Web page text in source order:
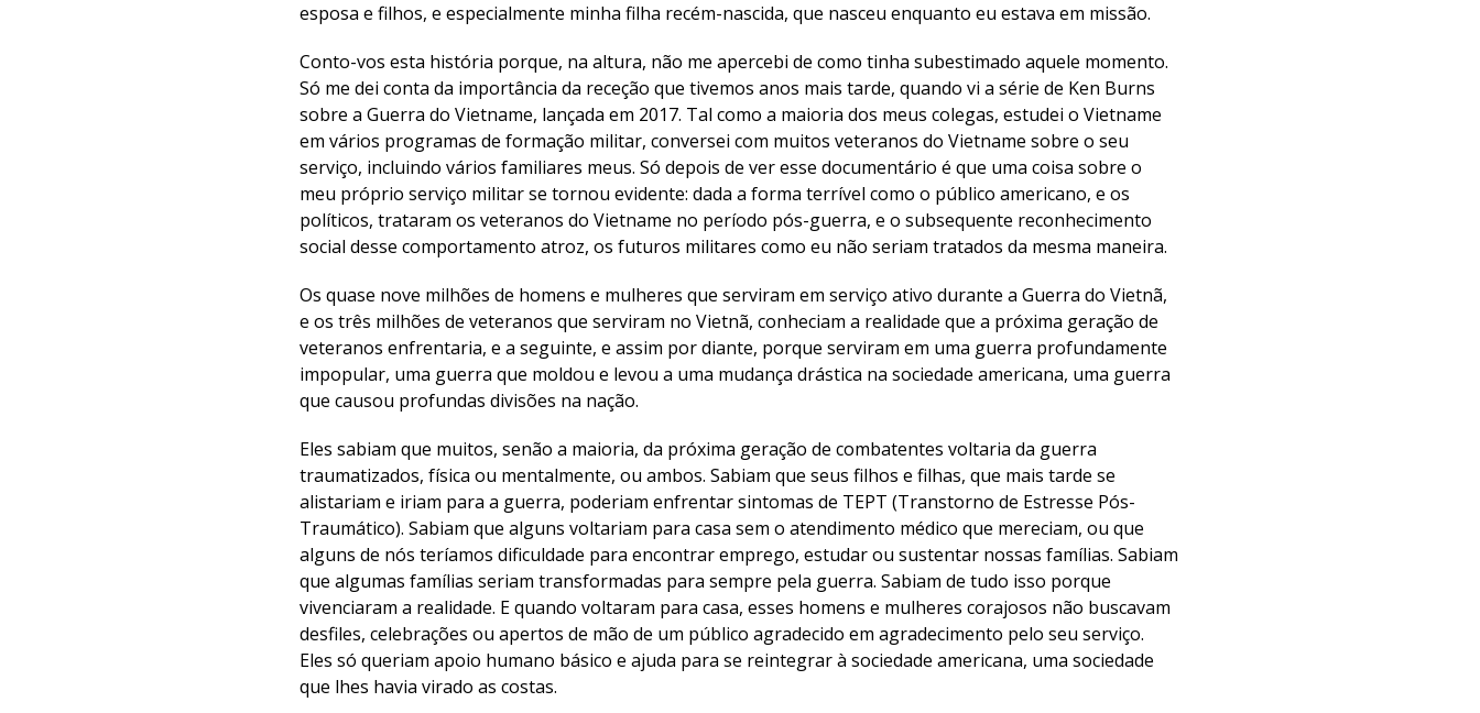
esposa e filhos, e especialmente minha filha recém-nascida, que nasceu enquanto eu estava em missão.
Conto-vos esta história porque, na altura, não me apercebi de como tinha subestimado aquele momento.
Só me dei conta da importância da receção que tivemos anos mais tarde, quando vi a série de Ken Burns
sobre a Guerra do Vietname, lançada em 2017. Tal como a maioria dos meus colegas, estudei o Vietname
em vários programas de formação militar, conversei com muitos veteranos do Vietname sobre o seu
serviço, incluindo vários familiares meus. Só depois de ver esse documentário é que uma coisa sobre o
meu próprio serviço militar se tornou evidente: dada a forma terrível como o público americano, e os
políticos, trataram os veteranos do Vietname no período pós-guerra, e o subsequente reconhecimento
social desse comportamento atroz, os futuros militares como eu não seriam tratados da mesma maneira.
Os quase nove milhões de homens e mulheres que serviram em serviço ativo durante a Guerra do Vietnã,
e os três milhões de veteranos que serviram no Vietnã, conheciam a realidade que a próxima geração de
veteranos enfrentaria, e a seguinte, e assim por diante, porque serviram em uma guerra profundamente
impopular, uma guerra que moldou e levou a uma mudança drástica na sociedade americana, uma guerra
que causou profundas divisões na nação.
Eles sabiam que muitos, senão a maioria, da próxima geração de combatentes voltaria da guerra
traumatizados, física ou mentalmente, ou ambos. Sabiam que seus filhos e filhas, que mais tarde se
alistariam e iriam para a guerra, poderiam enfrentar sintomas de TEPT (Transtorno de Estresse Pós-
Traumático). Sabiam que alguns voltariam para casa sem o atendimento médico que mereciam, ou que
alguns de nós teríamos dificuldade para encontrar emprego, estudar ou sustentar nossas famílias. Sabiam
que algumas famílias seriam transformadas para sempre pela guerra. Sabiam de tudo isso porque
vivenciaram a realidade. E quando voltaram para casa, esses homens e mulheres corajosos não buscavam
desfiles, celebrações ou apertos de mão de um público agradecido em agradecimento pelo seu serviço.
Eles só queriam apoio humano básico e ajuda para se reintegrar à sociedade americana, uma sociedade
que lhes havia virado as costas.